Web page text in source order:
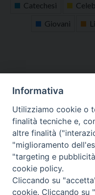
Catechesi
Giovani
Altri articoli
articoli
Informativa
Utilizziamo cookie o
finalità tecniche e,
altre finalità
"miglioramento
"targeting e
cookie policy.
Cliccando su
cookie. Cliccando su